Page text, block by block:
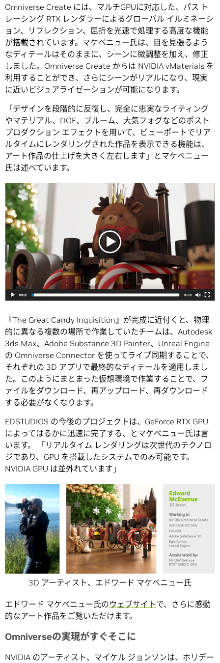
Omniverse Create には、マルチGPUに対応した、パス ト
レーシング RTX レンダラーによるグローバル イルミネーシ
ョン、リフレクション、屈折を光速で処理する高度な機能
が搭載されています。マケベニュー氏は、目を見張るよう
なディテールはそのままに、シーンに微調整を加え、修正
しました。Omniverse Create からは NVIDIA vMaterials を
利用することができ、さらにシーンがリアルになり、現実
に近いビジュアライゼーションが可能になります。
「デザインを段階的に反復し、完全に忠実なライティング
やマテリアル、DOF、ブルーム、大気フォグなどのポスト
プロダクション エフェクトを用いて、ビューポートでリア
ルタイムにレンダリングされた作品を表示できる機能は、
アート作品の仕上げを大きく左右します」とマケベニュー
氏は述べています。
『The Great Candy Inquisition』が完成に近付くと、物理
的に異なる複数の場所で作業していたチームは、Autodesk
3ds Max、Adobe Substance 3D Painter、Unreal Engine
の Omniverse Connector を使ってライブ同期することで、
それぞれの 3D アプリで最終的なディテールを適用しまし
た。このようにまとまった仮想環境で作業することで、フ
ァイルをダウンロード、再アップロード、再ダウンロード
する必要がなくなります。
EDSTUDIOS の今後のプロジェクトは、GeForce RTX GPU
によってはるかに迅速に完了する、とマケベニュー氏は言
います。 「リアルタイム レンダリングは次世代のテクノロ
ジであり、GPU を搭載したシステムでのみ可能です。
NVIDIA GPU は並外れています」
3D アーティスト、エドワード マケベニュー氏
エドワード マケベニュー氏のウェブサイトで、さらに感動
的なアート作品をご覧いただけます。
Omniverseの実現がすぐそこに
NVIDIA のアーティスト、マイケル ジョンソンは、ホリデー